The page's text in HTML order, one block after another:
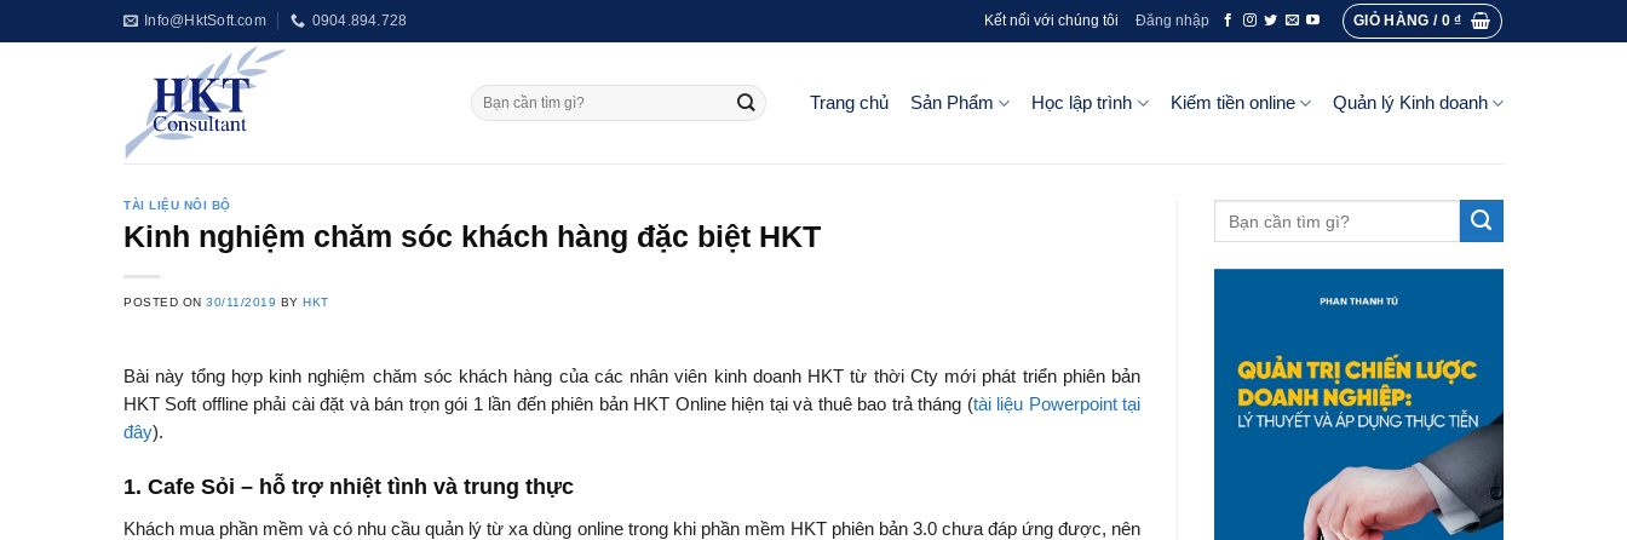
to
Info@HktSoft.com 0904.894.728 Kết nối với chúng tôi Đăng nhập GIỎ HÀNG / 0₫
Trang chủ Sản Phẩm Học lập trình Kiếm tiền online Quản lý Kinh doanh
TÀI LIỆU NÔI BỘ
Kinh nghiệm chăm sóc khách hàng đặc biệt HKT
POSTED ON30/11/2019 BYHKT
Bài này tổng hợp kinh nghiệm chăm sóc khách hàng của các nhân viên kinh doanh HKT từ thời Cty mới phát triển phiên bản
HKT Soft offline phải cài đặt và bán trọn gói 1 lần đến phiên bản HKT Online hiện tại và thuê bao trả tháng (tài liệu Powerpoint tại
đây).
1. Cafe Sỏi – hỗ trợ nhiệt tình và trung thực
Khách mua phần mềm và có nhu cầu quản lý từ xa dùng online trong khi phần mềm HKT phiên bản 3.0 chưa đáp ứng được, nên